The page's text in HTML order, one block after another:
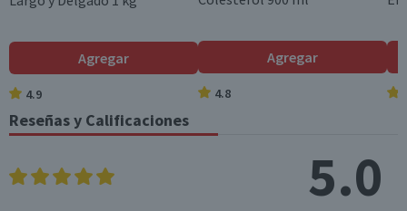
(g)
Fibra (g) 3,5
*Ingesta de referencia de un adulto promedio (8400 kj / 2000 kcal)
Agregar
4.9
Agregar
4.8
Reseñas y Calificaciones
5.0